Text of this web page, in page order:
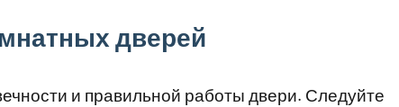
дверей
и правильной работы двери. Следуйте